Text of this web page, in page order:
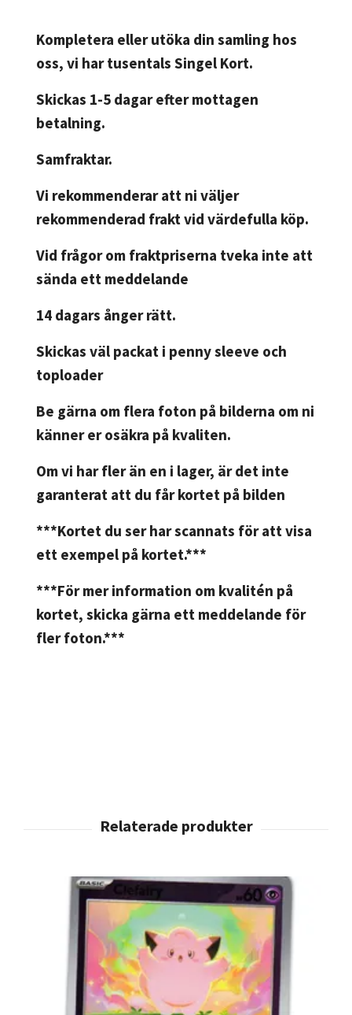
Kompletera eller utöka din samling hos
oss, vi har tusentals Singel Kort.
Skickas 1-5 dagar efter mottagen
betalning.
Samfraktar.
Vi rekommenderar att ni väljer
rekommenderad frakt vid värdefulla köp.
Vid frågor om fraktpriserna tveka inte att
sända ett meddelande
14 dagars ånger rätt.
Skickas väl packat i penny sleeve och
toploader
Be gärna om flera foton på bilderna om ni
känner er osäkra på kvaliten.
Om vi har fler än en i lager, är det inte
garanterat att du får kortet på bilden
***Kortet du ser har scannats för att visa
ett exempel på kortet.***
***För mer information om kvalitén på
kortet, skicka gärna ett meddelande för
fler foton.***